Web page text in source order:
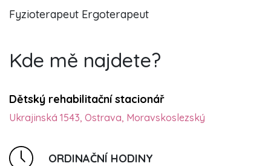
Fyzioterapeut Ergoterapeut
Kde mě najdete?
Dětský rehabilitační stacionář
Ukrajinská 1543, Ostrava, Moravskoslezský
ORDINAČNÍ HODINY